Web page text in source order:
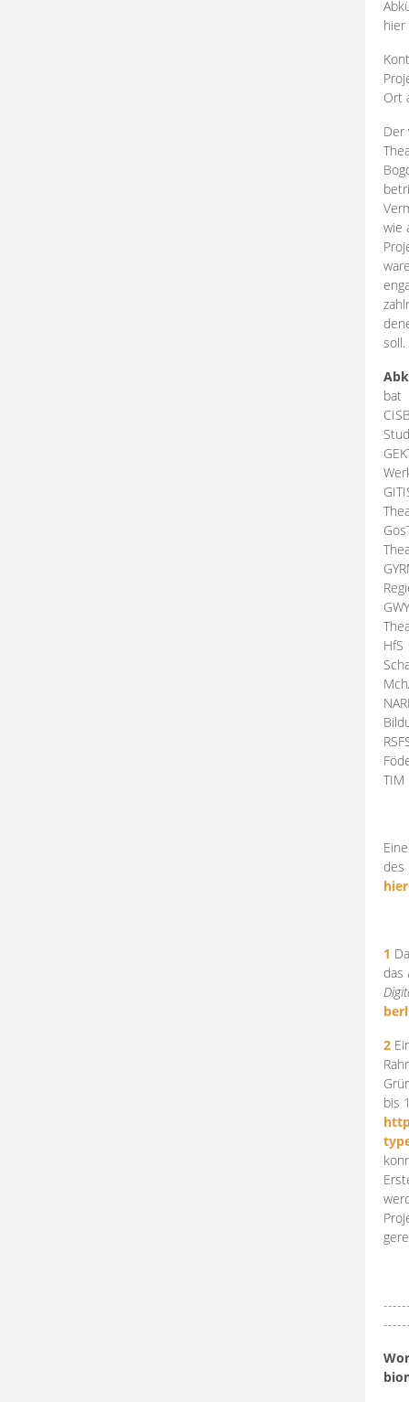
Ort
Der
wie
zahlr
soll.
bat
HfS
des
hier
1
das
2
bis